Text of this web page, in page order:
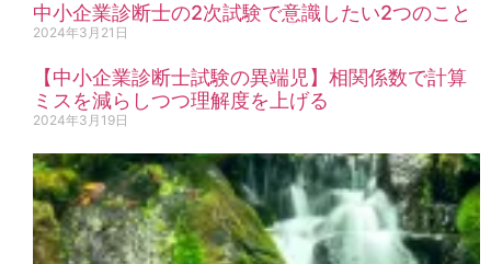
中小企業診断士の2次試験で意識したい2つのこと
2024年3月21日
【中小企業診断士試験の異端児】相関係数で計算
ミスを減らしつつ理解度を上げる
2024年3月19日